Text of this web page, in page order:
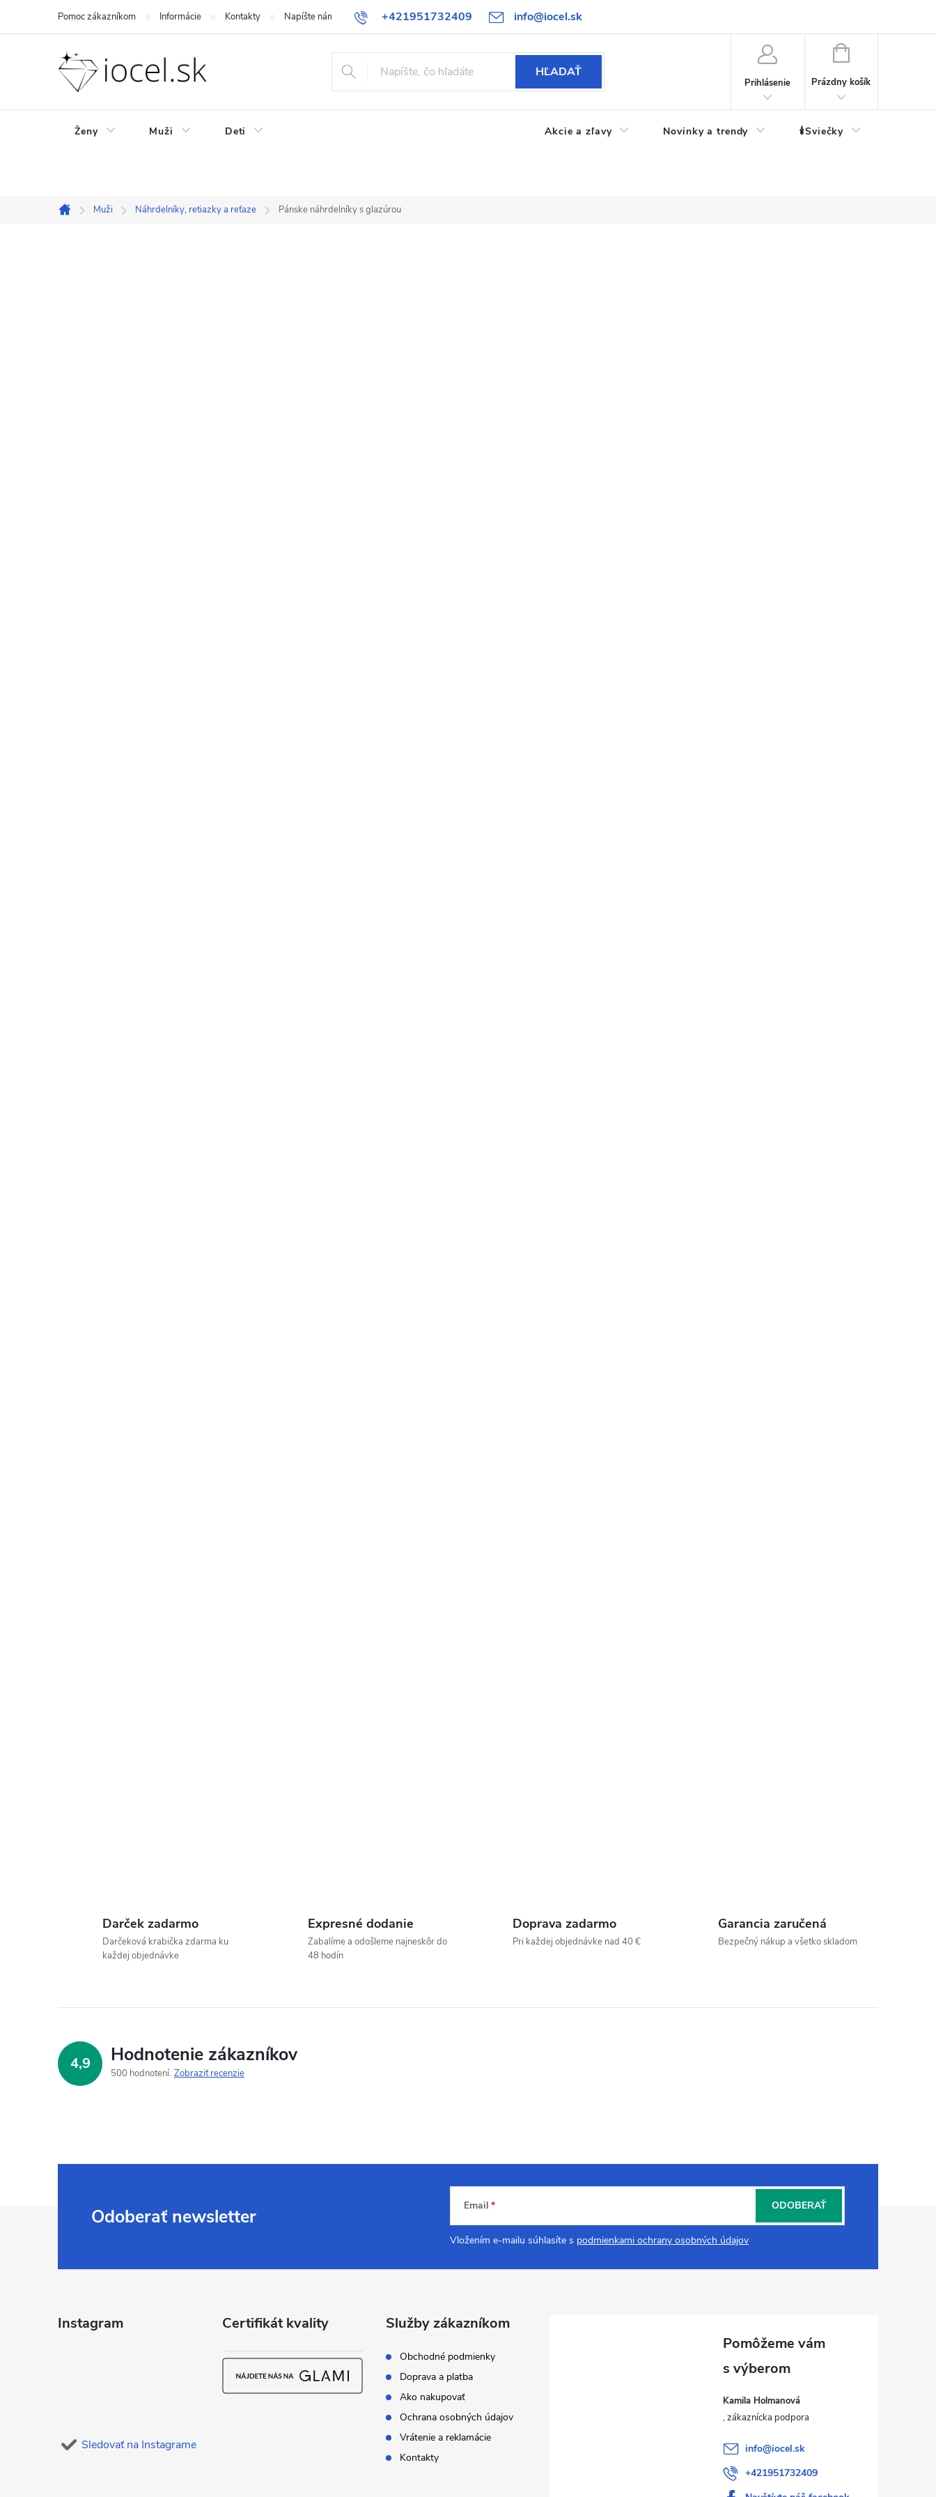
+421951732409 info@iocel.sk
Pomoc zákazníkom Informácie Kontakty Napíšte nám Blog Obchodné podmienky Obľúbené Bezpečnostné informácie
HĽADAŤ
Prihlásenie
NÁKUPNÝ
Prázdny košík
Ženy Muži Deti Akcie a zľavy Novinky a trendy 🕯️Sviečky
Domov
Muži Náhrdelníky, retiazky a reťaze Pánske náhrdelníky s glazúrou
Darček zadarmo
Darčeková krabička zdarma ku
každej objednávke
Expresné dodanie
Zabalíme a odošleme najneskôr do
48 hodín
Doprava zadarmo
Pri každej objednávke nad 40 €
Garancia zaručená
Bezpečný nákup a všetko skladom
4,9 Hodnotenie zákazníkov
500 hodnotení Zobraziť recenzie
Odoberať newsletter Email
Vložením e-mailu súhlasíte s podmienkami ochrany osobných údajov
ODOBERAŤ
Instagram
Sledovať na Instagrame
Certifikát kvality Služby zákazníkom
Obchodné podmienky
Doprava a platba
Ako nakupovať
Ochrana osobných údajov
Vrátenie a reklamácie
Kontakty
Kamila Holmanová
info@iocel.sk
+421951732409